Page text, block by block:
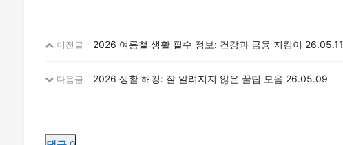
이전글 2026 여름철 생활 필수 정보: 건강과 금융 지킴이 26.05.11
다음글 2026 생활 해킹: 잘 알려지지 않은 꿀팁 모음 26.05.09